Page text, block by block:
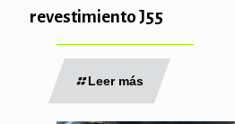
revestimiento J55
Leer más